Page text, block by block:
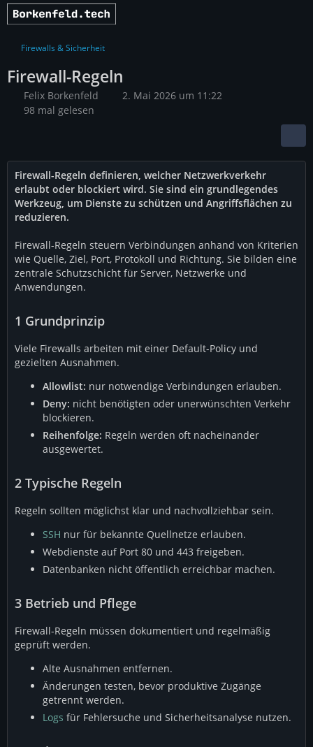
Firewalls & Sicherheit
Firewall-Regeln
Felix Borkenfeld
2. Mai 2026 um 11:22
98 mal gelesen
Firewall-Regeln definieren, welcher Netzwerkverkehr
erlaubt oder blockiert wird. Sie sind ein grundlegendes
Werkzeug, um Dienste zu schützen und Angriffsflächen zu
reduzieren.
Firewall-Regeln steuern Verbindungen anhand von Kriterien
wie Quelle, Ziel, Port, Protokoll und Richtung. Sie bilden eine
zentrale Schutzschicht für Server, Netzwerke und
Anwendungen.
1 Grundprinzip
Viele Firewalls arbeiten mit einer Default-Policy und
gezielten Ausnahmen.
Allowlist: nur notwendige Verbindungen erlauben.
Deny: nicht benötigten oder unerwünschten Verkehr
blockieren.
Reihenfolge: Regeln werden oft nacheinander
ausgewertet.
2 Typische Regeln
Regeln sollten möglichst klar und nachvollziehbar sein.
SSH nur für bekannte Quellnetze erlauben.
Webdienste auf Port 80 und 443 freigeben.
Datenbanken nicht öffentlich erreichbar machen.
3 Betrieb und Pflege
Firewall-Regeln müssen dokumentiert und regelmäßig
geprüft werden.
Alte Ausnahmen entfernen.
Änderungen testen, bevor produktive Zugänge
getrennt werden.
Logs für Fehlersuche und Sicherheitsanalyse nutzen.